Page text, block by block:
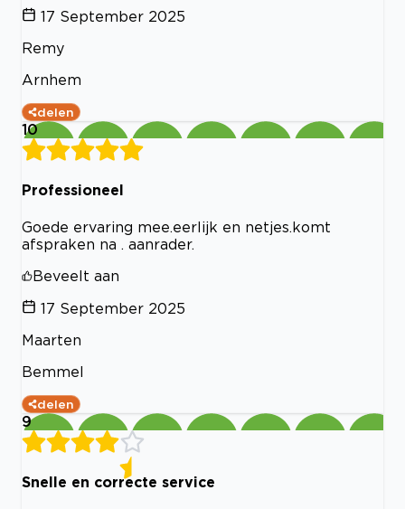
17 September 2025
Remy
Arnhem
delen
10
Professioneel
Goede ervaring mee.eerlijk en netjes.komt
afspraken na . aanrader.
Beveelt aan
17 September 2025
Maarten
Bemmel
delen
9
Snelle en correcte service